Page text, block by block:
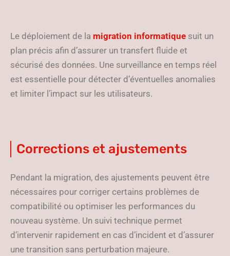
Le déploiement de la migration informatique suit un
plan précis afin d’assurer un transfert fluide et
sécurisé des données. Une surveillance en temps réel
est essentielle pour détecter d’éventuelles anomalies
et limiter l’impact sur les utilisateurs.
Corrections et ajustements
Pendant la migration, des ajustements peuvent être
nécessaires pour corriger certains problèmes de
compatibilité ou optimiser les performances du
nouveau système. Un suivi technique permet
d’intervenir rapidement en cas d’incident et d’assurer
une transition sans perturbation majeure.